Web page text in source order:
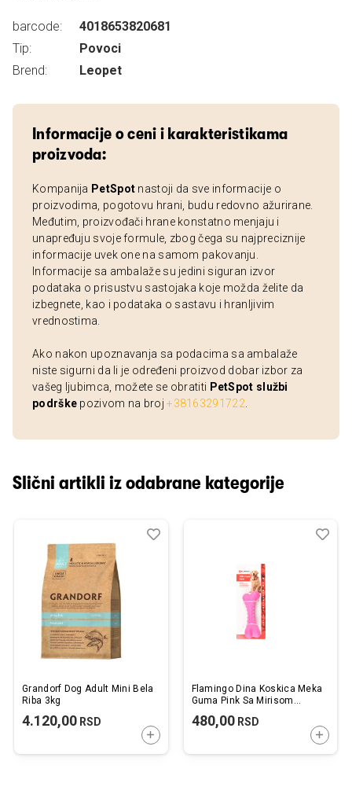
barcode:
4018653820681
Tip:
Povoci
Brend:
Leopet
Informacije o ceni i karakteristikama
proizvoda:
Kompanija PetSpot nastoji da sve informacije o
proizvodima, pogotovu hrani, budu redovno ažurirane.
Međutim, proizvođači hrane konstatno menjaju i
unapređuju svoje formule, zbog čega su najpreciznije
informacije uvek one na samom pakovanju.
Informacije sa ambalaže su jedini siguran izvor
podataka o prisustvu sastojaka koje možda želite da
izbegnete, kao i podataka o sastavu i hranljivim
vrednostima.
Ako nakon upoznavanja sa podacima sa ambalaže
niste sigurni da li je određeni proizvod dobar izbor za
vašeg ljubimca, možete se obratiti PetSpot službi
podrške pozivom na broj+38163291722
Slični artikli iz odabrane kategorije
Grandorf Dog Adult Mini Bela
Riba 3kg
4.120,00 RSD
DODAJTE U KORPU
Dodaj
Uporedi
Flamingo Dina Koskica Meka
Guma Pink Sa Mirisom
480,00RSD